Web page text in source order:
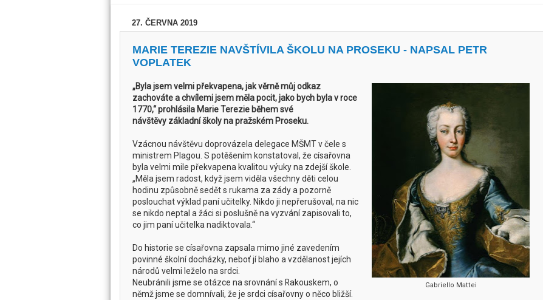
27. ČERVNA 2019
MARIE TEREZIE NAVŠTÍVILA ŠKOLU NA PROSEKU - NAPSAL PETR
VOPLATEK
Gabriello Mattei
„Byla jsem velmi překvapena, jak věrně můj odkaz
zachováte a chvílemi jsem měla pocit, jako bych byla v roce
1770,“ prohlásila Marie Terezie během své
návštěvy základní školy na pražském Proseku.
Vzácnou návštěvu doprovázela delegace MŠMT v čele s
ministrem Plagou. S potěšením konstatoval, že císařovna
byla velmi mile překvapena kvalitou výuky na zdejší škole.
„Měla jsem radost, když jsem viděla všechny děti celou
hodinu způsobně sedět s rukama za zády a pozorně
poslouchat výklad paní učitelky. Nikdo ji nepřerušoval, na nic
se nikdo neptal a žáci si poslušně na vyzvání zapisovali to,
co jim paní učitelka nadiktovala.“
Do historie se císařovna zapsala mimo jiné zavedením
povinné školní docházky, neboť jí blaho a vzdělanost jejích
národů velmi leželo na srdci.
Neubránili jsme se otázce na srovnání s Rakouskem, o
němž jsme se domnívali, že je srdci císařovny o něco bližší.